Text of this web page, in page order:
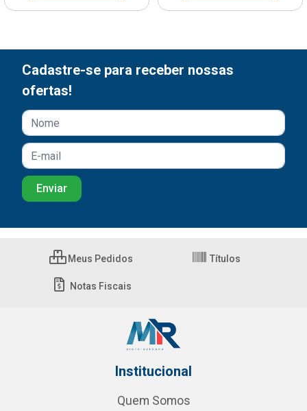
Cadastre-se para receber nossas
ofertas!
Meus Pedidos Títulos
Notas Fiscais
Institucional
Quem Somos